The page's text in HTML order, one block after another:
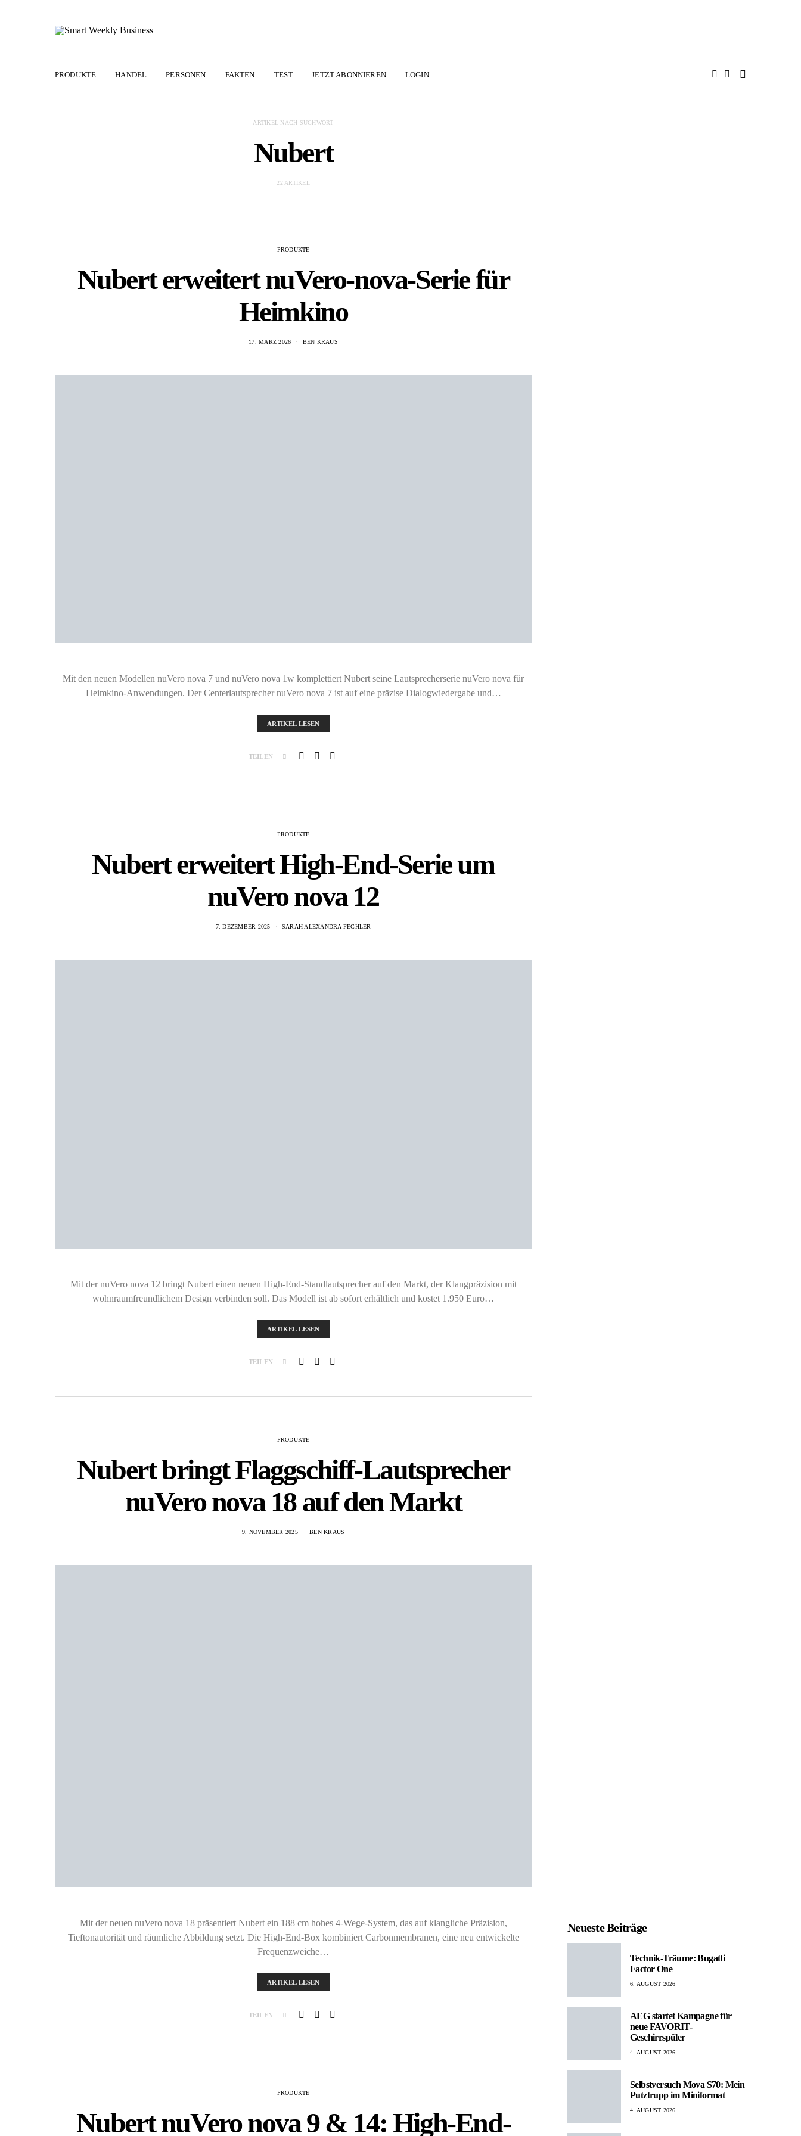
PRODUKTE HANDEL PERSONEN FAKTEN TEST JETZT ABONNIEREN LOGIN
ARTIKEL NACH SUCHWORT
Nubert
22 ARTIKEL
PRODUKTE
Nubert erweitert nuVero-nova-Serie für
Heimkino
17. MÄRZ 2026 BEN KRAUS
Mit den neuen Modellen nuVero nova 7 und nuVero nova 1w komplettiert Nubert seine Lautsprecherserie nuVero nova für
Heimkino-Anwendungen. Der Centerlautsprecher nuVero nova 7 ist auf eine präzise Dialogwiedergabe und…
ARTIKEL LESEN
TEILEN
PRODUKTE
Nubert erweitert High-End-Serie um
nuVero nova 12
7. DEZEMBER 2025 SARAH ALEXANDRA FECHLER
Mit der nuVero nova 12 bringt Nubert einen neuen High-End-Standlautsprecher auf den Markt, der Klangpräzision mit
wohnraumfreundlichem Design verbinden soll. Das Modell ist ab sofort erhältlich und kostet 1.950 Euro…
ARTIKEL LESEN
TEILEN
PRODUKTE
Nubert bringt Flaggschiff-Lautsprecher
nuVero nova 18 auf den Markt
9. NOVEMBER 2025 BEN KRAUS
Mit der neuen nuVero nova 18 präsentiert Nubert ein 188 cm hohes 4-Wege-System, das auf klangliche Präzision,
Tieftonautorität und räumliche Abbildung setzt. Die High-End-Box kombiniert Carbonmembranen, eine neu entwickelte
Frequenzweiche…
ARTIKEL LESEN
TEILEN
PRODUKTE
Nubert nuVero nova 9 & 14: High-End-
Neueste Beiträge
Technik-Träume: Bugatti
Factor One
6. AUGUST 2026
AEG startet Kampagne für
neue FAVORIT-
Geschirrspüler
4. AUGUST 2026
Selbstversuch Mova S70: Mein
Putztrupp im Miniformat
4. AUGUST 2026